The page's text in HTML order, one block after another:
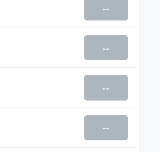
--
--
--
--